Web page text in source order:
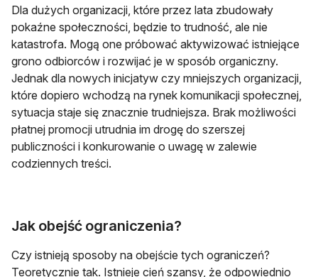
Dla dużych organizacji, które przez lata zbudowały
pokaźne społeczności, będzie to trudność, ale nie
katastrofa. Mogą one próbować aktywizować istniejące
grono odbiorców i rozwijać je w sposób organiczny.
Jednak dla nowych inicjatyw czy mniejszych organizacji,
które dopiero wchodzą na rynek komunikacji społecznej,
sytuacja staje się znacznie trudniejsza. Brak możliwości
płatnej promocji utrudnia im drogę do szerszej
publiczności i konkurowanie o uwagę w zalewie
codziennych treści.
Jak obejść ograniczenia?
Czy istnieją sposoby na obejście tych ograniczeń?
Teoretycznie tak. Istnieje cień szansy, że odpowiednio